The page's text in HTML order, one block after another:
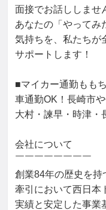
面接でお話ししませ
あなたの「やってみ
気持ちを、私たちが
サポートします！
■マイカー通勤もも
車通勤OK！長崎市
大村・諫早・時津・
会社について
￣￣￣￣￣￣￣￣
創業84年の歴史を持
牽引において西日本
実績と安定した事業